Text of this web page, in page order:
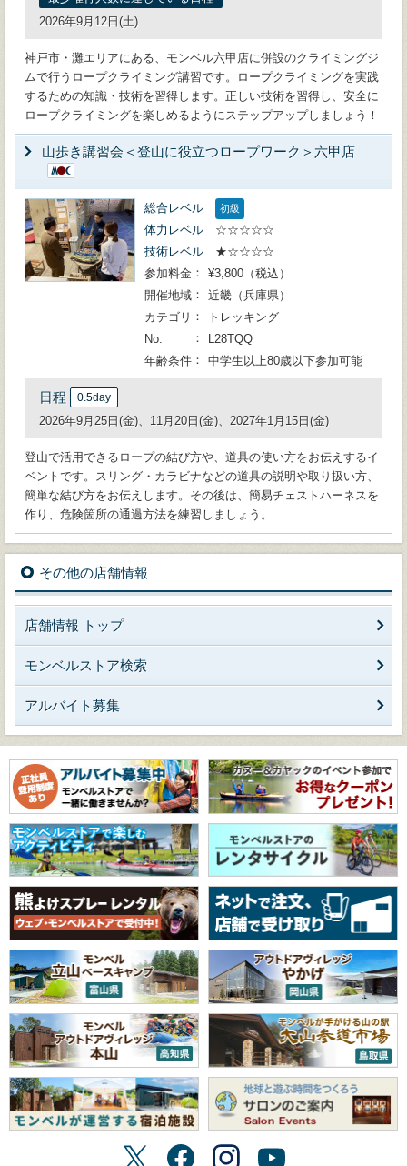
2026年9月12日(土)
神戸市・灘エリアにある、モンベル六甲店に併設のクライミングジ
ムで行うロープクライミング講習です。ロープクライミングを実践
するための知識・技術を習得します。正しい技術を習得し、安全に
ロープクライミングを楽しめるようにステップアップしましょう！
山歩き講習会＜登山に役立つロープワーク＞六甲店
総合レベル 初級
体力レベル
☆☆☆☆☆
技術レベル
★☆☆☆☆
参加料金
¥3,800（税込）
開催地域
近畿（兵庫県）
カテゴリ
トレッキング
No.
L28TQQ
年齢条件
中学生以上80歳以下参加可能
日程 0.5day
2026年9月25日(金)、11月20日(金)、2027年1月15日(金)
登山で活用できるロープの結び方や、道具の使い方をお伝えするイ
ベントです。スリング・カラビナなどの道具の説明や取り扱い方、
簡単な結び方をお伝えします。その後は、簡易チェストハーネスを
作り、危険箇所の通過方法を練習しましょう。
その他の店舗情報
店舗情報 トップ
モンベルストア検索
アルバイト募集